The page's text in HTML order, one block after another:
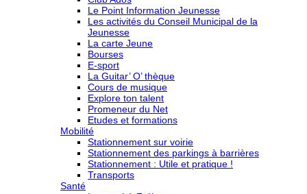
Le Point Information Jeunesse
Les activités du Conseil Municipal de la
Jeunesse
La carte Jeune
Bourses
E-sport
La Guitar’ O’ thèque
Cours de musique
Explore ton talent
Promeneur du Net
Etudes et formations
Mobilité
Stationnement sur voirie
Stationnement des parkings à barrières
Stationnement : Utile et pratique !
Transports
Santé